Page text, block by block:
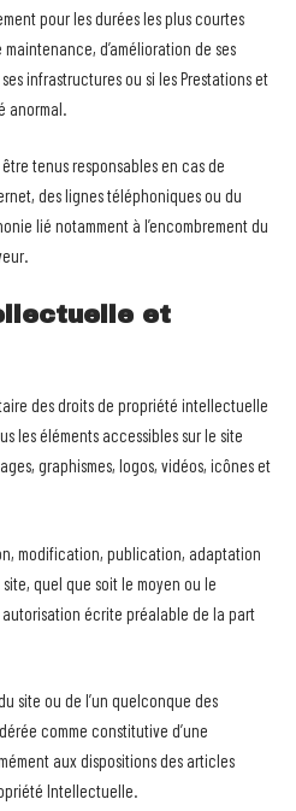
pour les durées les plus courtes
d’amélioration de ses
infrastructures ou si les Prestations et
anormal.
tenus responsables en cas de
des lignes téléphoniques ou du
lié notamment à l’encombrement du
et
des droits de propriété intellectuelle
les éléments accessibles sur le site
graphismes, logos, vidéos, icônes et
modification, publication, adaptation
quel que soit le moyen ou le
écrite préalable de la part
site ou de l’un quelconque des
comme constitutive d’une
aux dispositions des articles
Intellectuelle.